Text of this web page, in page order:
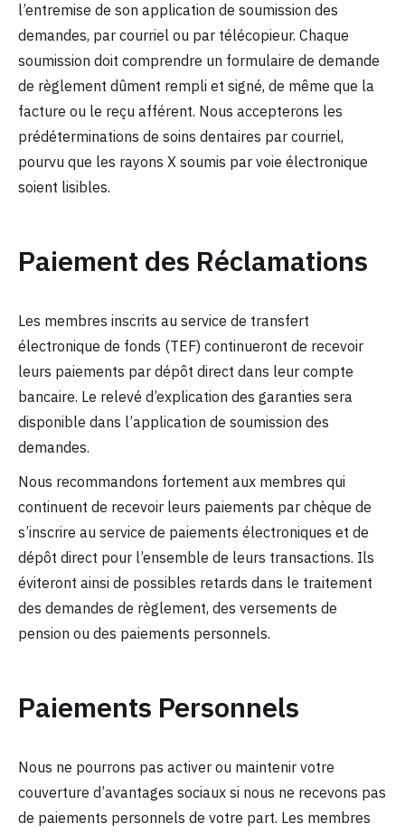
l’entremise de son application de soumission des
demandes, par courriel ou par télécopieur. Chaque
soumission doit comprendre un formulaire de demande
de règlement dûment rempli et signé, de même que la
facture ou le reçu afférent. Nous accepterons les
prédéterminations de soins dentaires par courriel,
pourvu que les rayons X soumis par voie électronique
soient lisibles.
Paiement des Réclamations
Les membres inscrits au service de transfert
électronique de fonds (TEF) continueront de recevoir
leurs paiements par dépôt direct dans leur compte
bancaire. Le relevé d’explication des garanties sera
disponible dans l’application de soumission des
demandes.
Nous recommandons fortement aux membres qui
continuent de recevoir leurs paiements par chèque de
s’inscrire au service de paiements électroniques et de
dépôt direct pour l’ensemble de leurs transactions. Ils
éviteront ainsi de possibles retards dans le traitement
des demandes de règlement, des versements de
pension ou des paiements personnels.
Paiements Personnels
Nous ne pourrons pas activer ou maintenir votre
couverture d’avantages sociaux si nous ne recevons pas
de paiements personnels de votre part. Les membres